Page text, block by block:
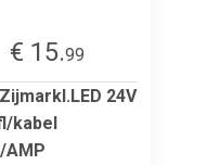
€ 15.99
24V
kabel
AMP